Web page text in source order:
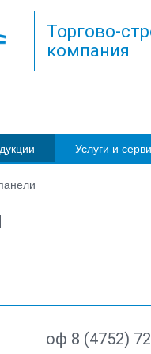
Торгово-
компания
Услуги и
оф 8 (4752)